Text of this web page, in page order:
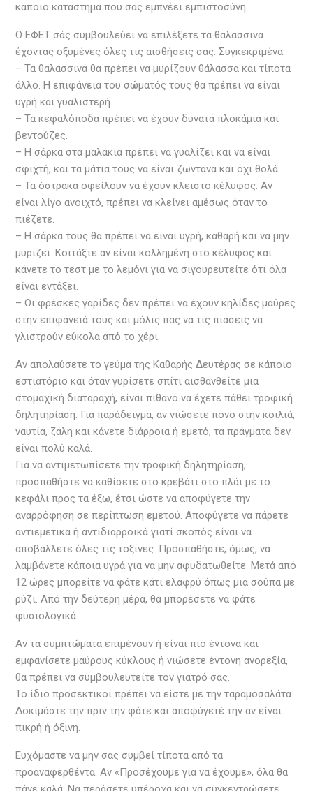
κάποιο κατάστημα που σας εμπνέει εμπιστοσύνη.
Ο ΕΦΕΤ σάς συμβουλεύει να επιλέξετε τα θαλασσινά
έχοντας οξυμένες όλες τις αισθήσεις σας. Συγκεκριμένα:
– Τα θαλασσινά θα πρέπει να μυρίζουν θάλασσα και τίποτα
άλλο. Η επιφάνεια του σώματός τους θα πρέπει να είναι
υγρή και γυαλιστερή.
– Τα κεφαλόποδα πρέπει να έχουν δυνατά πλοκάμια και
βεντούζες.
– Η σάρκα στα μαλάκια πρέπει να γυαλίζει και να είναι
σφιχτή, και τα μάτια τους να είναι ζωντανά και όχι θολά.
– Τα όστρακα οφείλουν να έχουν κλειστό κέλυφος. Αν
είναι λίγο ανοιχτό, πρέπει να κλείνει αμέσως όταν το
πιέζετε.
– Η σάρκα τους θα πρέπει να είναι υγρή, καθαρή και να μην
μυρίζει. Κοιτάξτε αν είναι κολλημένη στο κέλυφος και
κάνετε το τεστ με το λεμόνι για να σιγουρευτείτε ότι όλα
είναι εντάξει.
– Οι φρέσκες γαρίδες δεν πρέπει να έχουν κηλίδες μαύρες
στην επιφάνειά τους και μόλις πας να τις πιάσεις να
γλιστρούν εύκολα από το χέρι.
Αν απολαύσετε το γεύμα της Καθαρής Δευτέρας σε κάποιο
εστιατόριο και όταν γυρίσετε σπίτι αισθανθείτε μια
στομαχική διαταραχή, είναι πιθανό να έχετε πάθει τροφική
δηλητηρίαση. Για παράδειγμα, αν νιώσετε πόνο στην κοιλιά,
ναυτία, ζάλη και κάνετε διάρροια ή εμετό, τα πράγματα δεν
είναι πολύ καλά.
Για να αντιμετωπίσετε την τροφική δηλητηρίαση,
προσπαθήστε να καθίσετε στο κρεβάτι στο πλάι με το
κεφάλι προς τα έξω, έτσι ώστε να αποφύγετε την
αναρρόφηση σε περίπτωση εμετού. Αποφύγετε να πάρετε
αντιεμετικά ή αντιδιαρροϊκά γιατί σκοπός είναι να
αποβάλλετε όλες τις τοξίνες. Προσπαθήστε, όμως, να
λαμβάνετε κάποια υγρά για να μην αφυδατωθείτε. Μετά από
12 ώρες μπορείτε να φάτε κάτι ελαφρύ όπως μια σούπα με
ρύζι. Από την δεύτερη μέρα, θα μπορέσετε να φάτε
φυσιολογικά.
Αν τα συμπτώματα επιμένουν ή είναι πιο έντονα και
εμφανίσετε μαύρους κύκλους ή νιώσετε έντονη ανορεξία,
θα πρέπει να συμβουλευτείτε τον γιατρό σας.
Το ίδιο προσεκτικοί πρέπει να είστε με την ταραμοσαλάτα.
Δοκιμάστε την πριν την φάτε και αποφύγετέ την αν είναι
πικρή ή όξινη.
Ευχόμαστε να μην σας συμβεί τίποτα από τα
προαναφερθέντα. Αν «Προσέχουμε για να έχουμε», όλα θα